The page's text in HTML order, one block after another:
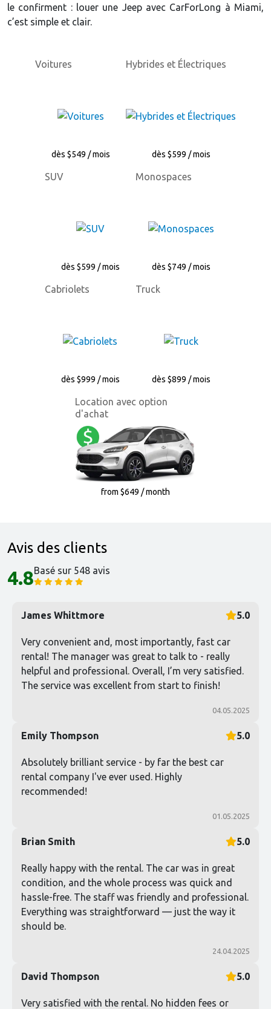
le confirment : louer une Jeep avec CarForLong à Miami,
c’est simple et clair.
Voitures
dès $549 / mois
Hybrides et Électriques
dès $599 / mois
SUV
dès $599 / mois
Monospaces
dès $749 / mois
Cabriolets
dès $999 / mois
Truck
dès $899 / mois
Location avec option
d'achat
from $649 / month
Avis des clients
4.8Basé sur 548 avis
James Whittmore 5.0
Very convenient and, most importantly, fast car
rental! The manager was great to talk to - really
helpful and professional. Overall, I’m very satisfied.
The service was excellent from start to finish!
04.05.2025
Emily Thompson 5.0
Absolutely brilliant service - by far the best car
rental company I've ever used. Highly
recommended!
01.05.2025
Brian Smith 5.0
Really happy with the rental. The car was in great
condition, and the whole process was quick and
hassle-free. The staff was friendly and professional.
Everything was straightforward — just the way it
should be.
24.04.2025
David Thompson 5.0
Very satisfied with the rental. No hidden fees or